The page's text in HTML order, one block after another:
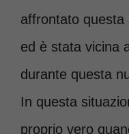
affrontato questa
ed è stata vicina
durante questa
In questa
proprio vero